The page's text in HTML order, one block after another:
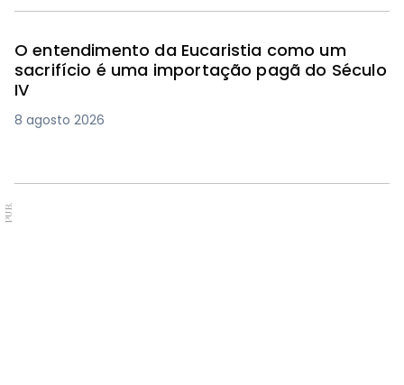
O entendimento da Eucaristia como um
sacrifício é uma importação pagã do Século
IV
8 agosto 2026
PUB.